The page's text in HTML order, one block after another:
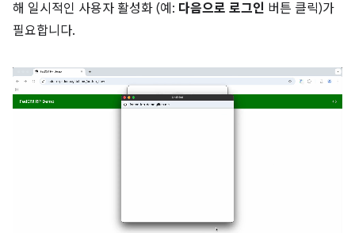
해 일시적인 사용자 활성화 (예: 다음으로 로그인 버튼 클릭)가
필요합니다.